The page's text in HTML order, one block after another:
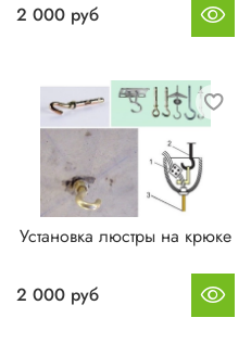
2 000 руб
Установка люстры на крюке
2 000 руб